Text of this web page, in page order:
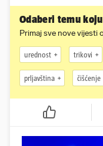
Odaberi temu
Primaj sve nove vijesti
urednost trikovi
prljavština čišćenje